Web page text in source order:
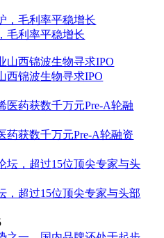
毛利率平稳增长
西锦波生物寻求IPO
药获数千万元Pre-A轮融资
，超过15位顶尖专家与头部